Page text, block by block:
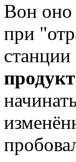
Вон оно
при
продукт